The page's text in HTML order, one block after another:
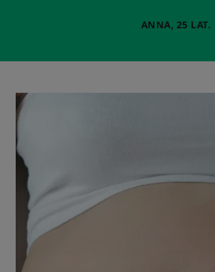
ANNA, 25 LAT.